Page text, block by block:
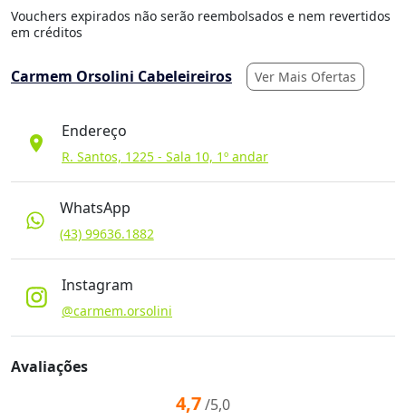
Vouchers expirados não serão reembolsados e nem revertidos
em créditos
Carmem Orsolini Cabeleireiros Ver Mais Ofertas
location_on
Endereço
R. Santos, 1225 - Sala 10, 1º andar
WhatsApp
(43) 99636.1882
Instagram
@carmem.orsolini
Avaliações
4,7/5,0